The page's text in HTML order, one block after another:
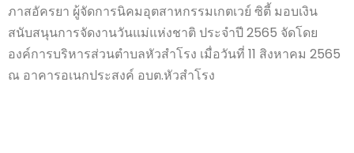
ภาสอัครยา ผู้จัดการนิคมอุตสาหกรรมเกตเวย์ ซิตี้ มอบเงิน
สนับสนุนการจัดงานวันแม่แห่งชาติ ประจำปี 2565 จัดโดย
องค์การบริหารส่วนตำบลหัวสำโรง เมื่อวันที่ 11 สิงหาคม 2565
ณ อาคารอเนกประสงค์ อบต.หัวสำโรง